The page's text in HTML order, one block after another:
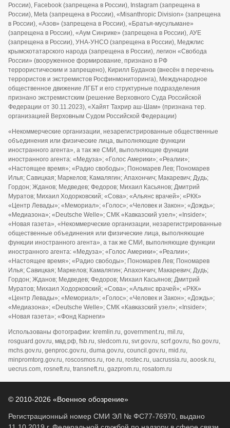
России), Facebook (запрещена в России), Instagram (запрещена в
России), Meta (запрещена в России), «Misanthropic Division» (запрещена
в России), «Азов» (запрещена в России), «Братья-мусульмане»
(запрещена в России), «Аум Синрике» (запрещена в России), АУЕ
(запрещена в России), УНА-УНСО (запрещена в России), Меджлис
крымскотатарского народа (запрещена в России), легион «Свобода
России» (вооруженное формирование, признано в РФ
террористическим и запрещено), Кирилл Буданов (внесён в перечень
террористов и экстремистов Росфинмониторинга), Международное
общественное движение ЛГБТ и его структурные подразделения
признано экстремистским (решение Верховного Суда Российской
Федерации от 30.11.2023), «Хайят Тахрир аш-Шам» (признана тер.
организацией Верховным Судом Российской Федерации)
«Некоммерческие организации, незарегистрированные общественные
объединения или физические лица, выполняющие функции
иностранного агента», а так же СМИ, выполняющие функции
иностранного агента: «Медуза»; «Голос Америки»; «Реалии»;
«Настоящее время»; «Радио свободы»; Пономарев Лев; Пономарев
Илья; Савицкая; Маркелов; Камалягин; Апахончич; Макаревич; Дудь;
Гордон; Жданов; Медведев; Федоров; Михаил Касьянов; Дмитрий
Муратов; Михаил Ходорковский; «Сова»; «Альянс врачей»; «РКК»
«Центр Левады»; «Мемориал»; «Голос»; «Человек и Закон»; «Дождь»;
«Медиазона»; «Deutsche Welle»; СМК «Кавказский узел»; «Insider»;
«Новая газета», «Некоммерческие организации, незарегистрированные
общественные объединения или физические лица, выполняющие
функции иностранного агента», а так же СМИ, выполняющие функции
иностранного агента: «Медуза»; «Голос Америки»; «Реалии»;
«Настоящее время»; «Радио свободы»; Пономарев Лев; Пономарев
Илья; Савицкая; Маркелов; Камалягин; Апахончич; Макаревич; Дудь;
Гордон; Жданов; Медведев; Федоров; Михаил Касьянов; Дмитрий
Муратов; Михаил Ходорковский; «Сова»; «Альянс врачей»; «РКК»
«Центр Левады»; «Мемориал»; «Голос»; «Человек и Закон»; «Дождь»;
«Медиазона»; «Deutsche Welle»; СМК «Кавказский узел»; «Insider»;
«Новая газета»; «Фонд Карнеги»
Использованы фотографии: kremlin.ru, government.ru, mil.ru,
rosguard.gov.ru, мвд.рф, fsb.ru, sledcom.ru, svr.gov.ru, scrf.gov.ru, fso.gov.ru,
mchs.gov.ru, genproc.gov.ru, duma.gov.ru, council.gov.ru, mid.ru,
minpromtorg.gov.ru, roscosmos.ru, roe.ru, rostec.ru, uacrussia.ru, aoosk.ru,
uecrus.com, rosneft.ru, transneft.ru, gazprom.ru, rosatom.ru
© 2010-2026 «Военное обозрение»
Регистрационный номер СМИ ЭЛ № ФС77-76970, выдано